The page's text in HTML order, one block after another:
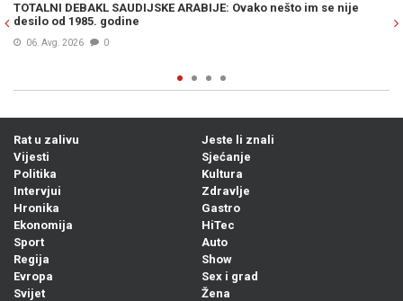
im se nije
HILLARY CLINTON U PROGRAMU UŽIVO IZNENADILA
„Spremna sam lično nominirati Trumpa za Nobelovu
Rat u zalivu
Vijesti
Politika
Intervjui
Hronika
Ekonomija
Sport
Regija
Evropa
Svijet
Jeste li znali
Sjećanje
Kultura
Zdravlje
Gastro
HiTec
Auto
Show
Sex i grad
Žena